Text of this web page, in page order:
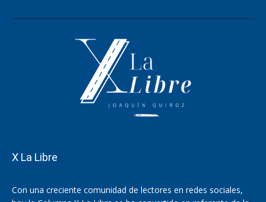
X La Libre
Con una creciente comunidad de lectores en redes sociales,